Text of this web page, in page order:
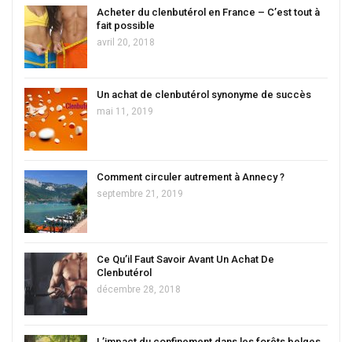
Acheter du clenbutérol en France – C’est tout à
fait possible
avril 20, 2018
Un achat de clenbutérol synonyme de succès
mai 11, 2019
Comment circuler autrement à Annecy ?
septembre 21, 2019
Ce Qu’il Faut Savoir Avant Un Achat De
Clenbutérol
décembre 28, 2018